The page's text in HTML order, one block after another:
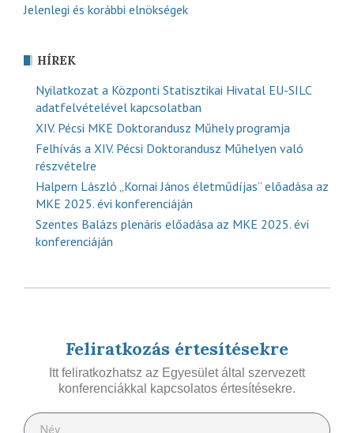
Jelenlegi és korábbi elnökségek
HÍREK
Nyilatkozat a Központi Statisztikai Hivatal EU-SILC
adatfelvételével kapcsolatban
XIV. Pécsi MKE Doktorandusz Műhely programja
Felhívás a XIV. Pécsi Doktorandusz Műhelyen való
részvételre
Halpern László „Kornai János életműdíjas” előadása az
MKE 2025. évi konferenciáján
Szentes Balázs plenáris előadása az MKE 2025. évi
konferenciáján
Feliratkozás értesítésekre
Itt feliratkozhatsz az Egyesület által szervezett
konferenciákkal kapcsolatos értesítésekre.